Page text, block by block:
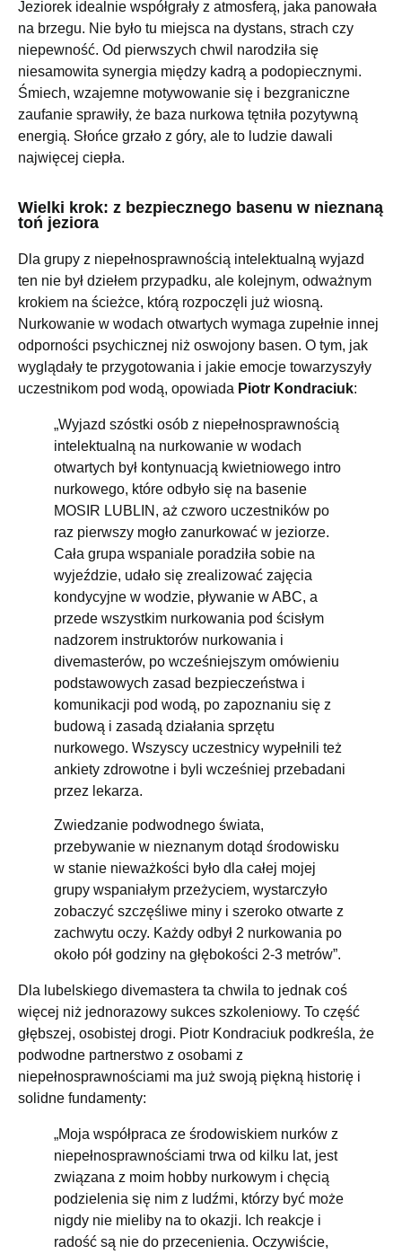
Jeziorek idealnie współgrały z atmosferą, jaka panowała
na brzegu. Nie było tu miejsca na dystans, strach czy
niepewność. Od pierwszych chwil narodziła się
niesamowita synergia między kadrą a podopiecznymi.
Śmiech, wzajemne motywowanie się i bezgraniczne
zaufanie sprawiły, że baza nurkowa tętniła pozytywną
energią. Słońce grzało z góry, ale to ludzie dawali
najwięcej ciepła.
Wielki krok: z bezpiecznego basenu w nieznaną
toń jeziora
Dla grupy z niepełnosprawnością intelektualną wyjazd
ten nie był dziełem przypadku, ale kolejnym, odważnym
krokiem na ścieżce, którą rozpoczęli już wiosną.
Nurkowanie w wodach otwartych wymaga zupełnie innej
odporności psychicznej niż oswojony basen. O tym, jak
wyglądały te przygotowania i jakie emocje towarzyszyły
uczestnikom pod wodą, opowiada Piotr Kondraciuk:
„Wyjazd szóstki osób z niepełnosprawnością
intelektualną na nurkowanie w wodach
otwartych był kontynuacją kwietniowego intro
nurkowego, które odbyło się na basenie
MOSIR LUBLIN, aż czworo uczestników po
raz pierwszy mogło zanurkować w jeziorze.
Cała grupa wspaniale poradziła sobie na
wyjeździe, udało się zrealizować zajęcia
kondycyjne w wodzie, pływanie w ABC, a
przede wszystkim nurkowania pod ścisłym
nadzorem instruktorów nurkowania i
divemasterów, po wcześniejszym omówieniu
podstawowych zasad bezpieczeństwa i
komunikacji pod wodą, po zapoznaniu się z
budową i zasadą działania sprzętu
nurkowego. Wszyscy uczestnicy wypełnili też
ankiety zdrowotne i byli wcześniej przebadani
przez lekarza.
Zwiedzanie podwodnego świata,
przebywanie w nieznanym dotąd środowisku
w stanie nieważkości było dla całej mojej
grupy wspaniałym przeżyciem, wystarczyło
zobaczyć szczęśliwe miny i szeroko otwarte z
zachwytu oczy. Każdy odbył 2 nurkowania po
około pół godziny na głębokości 2-3 metrów”.
Dla lubelskiego divemastera ta chwila to jednak coś
więcej niż jednorazowy sukces szkoleniowy. To część
głębszej, osobistej drogi. Piotr Kondraciuk podkreśla, że
podwodne partnerstwo z osobami z
niepełnosprawnościami ma już swoją piękną historię i
solidne fundamenty:
„Moja współpraca ze środowiskiem nurków z
niepełnosprawnościami trwa od kilku lat, jest
związana z moim hobby nurkowym i chęcią
podzielenia się nim z ludźmi, którzy być może
nigdy nie mieliby na to okazji. Ich reakcje i
radość są nie do przecenienia. Oczywiście,